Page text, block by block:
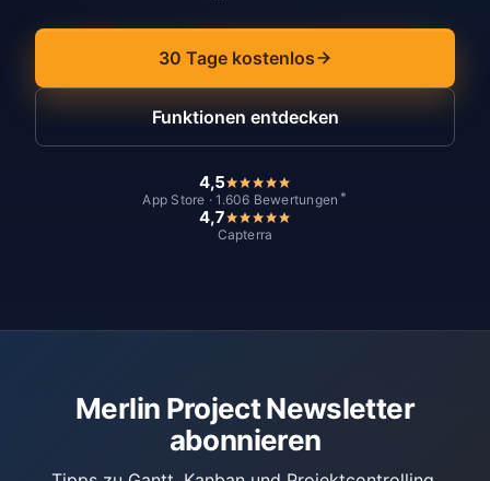
30 Tage kostenlos
Funktionen entdecken
4,5
App Store · 1.606 Bewertungen *
4,7
Capterra
Merlin Project Newsletter
abonnieren